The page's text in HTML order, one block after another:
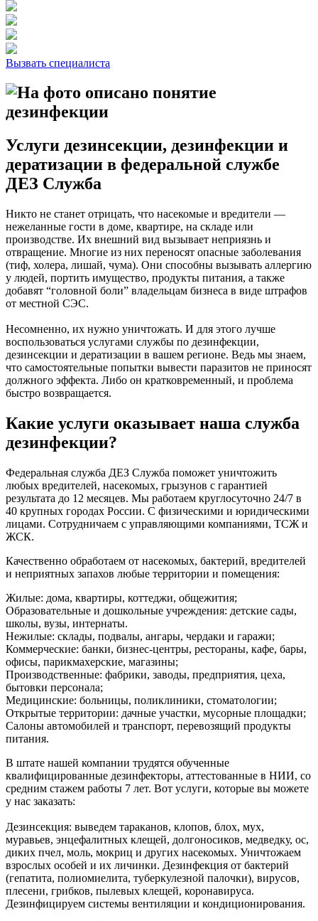
Вызвать специалиста
Услуги дезинсекции, дезинфекции и
дератизации в федеральной службе
ДЕЗ Служба
Никто не станет отрицать, что насекомые и вредители —
нежеланные гости в доме, квартире, на складе или
производстве. Их внешний вид вызывает неприязнь и
отвращение. Многие из них переносят опасные заболевания
(тиф, холера, лишай, чума). Они способны вызывать аллергию
у людей, портить имущество, продукты питания, а также
добавят “головной боли” владельцам бизнеса в виде штрафов
от местной СЭС.
Несомненно, их нужно уничтожать. И для этого лучше
воспользоваться услугами службы по дезинфекции,
дезинсекции и дератизации в вашем регионе. Ведь мы знаем,
что самостоятельные попытки вывести паразитов не приносят
должного эффекта. Либо он кратковременный, и проблема
быстро возвращается.
Какие услуги оказывает наша служба
дезинфекции?
Федеральная служба ДЕЗ Служба поможет уничтожить
любых вредителей, насекомых, грызунов с гарантией
результата до 12 месяцев. Мы работаем круглосуточно 24/7 в
40 крупных городах России. С физическими и юридическими
лицами. Сотрудничаем с управляющими компаниями, ТСЖ и
ЖСК.
Качественно обработаем от насекомых, бактерий, вредителей
и неприятных запахов любые территории и помещения:
Жилые: дома, квартиры, коттеджи, общежития;
Образовательные и дошкольные учреждения: детские сады,
школы, вузы, интернаты.
Нежилые: склады, подвалы, ангары, чердаки и гаражи;
Коммерческие: банки, бизнес-центры, рестораны, кафе, бары,
офисы, парикмахерские, магазины;
Производственные: фабрики, заводы, предприятия, цеха,
бытовки персонала;
Медицинские: больницы, поликлиники, стоматологии;
Открытые территории: дачные участки, мусорные площадки;
Салоны автомобилей и транспорт, перевозящий продукты
питания.
В штате нашей компании трудятся обученные
квалифицированные дезинфекторы, аттестованные в НИИ, со
средним стажем работы 7 лет. Вот услуги, которые вы можете
у нас заказать:
Дезинсекция: выведем тараканов, клопов, блох, мух,
муравьев, энцефалитных клещей, долгоносиков, медведку, ос,
диких пчел, моль, мокриц и других насекомых. Уничтожаем
взрослых особей и их личинки. Дезинфекция от бактерий
(гепатита, полиомиелита, туберкулезной палочки), вирусов,
плесени, грибков, пылевых клещей, коронавируса.
Дезинфицируем системы вентиляции и кондиционирования.